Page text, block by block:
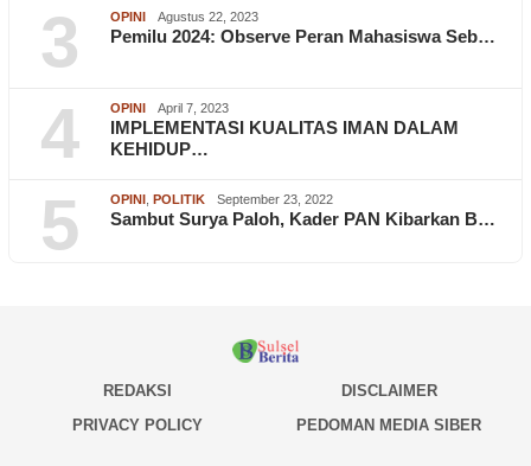
3 OPINI Agustus 22, 2023
Pemilu 2024: Observe Peran Mahasiswa Seb…
4 OPINI April 7, 2023
IMPLEMENTASI KUALITAS IMAN DALAM
KEHIDUP…
5 OPINI POLITIK September 23, 2022
Sambut Surya Paloh, Kader PAN Kibarkan B…
REDAKSI
DISCLAIMER
PRIVACY POLICY
PEDOMAN MEDIA SIBER